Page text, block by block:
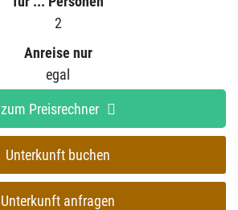
2
Anreise nur
egal
zum Preisrechner
Unterkunft buchen
Unterkunft anfragen